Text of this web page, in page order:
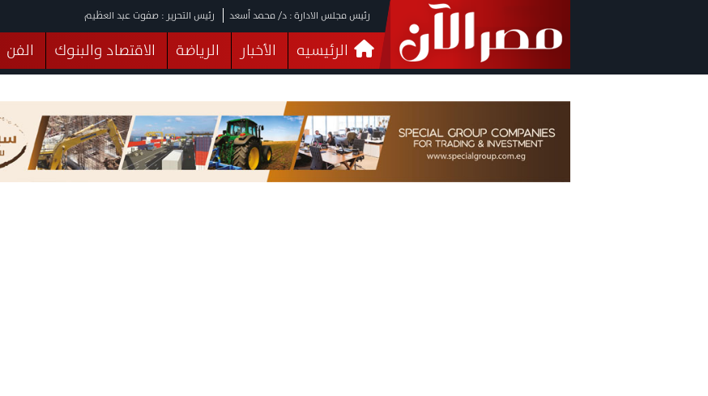
رئيس مجلس الادارة : د/ محمد أسعد رئيس التحرير : صفوت عبد العظيم
الرئيسيه الأخبار الرياضة الاقتصاد والبنوك الفن
فيديوهات
البرلمان صحة الثقافة خدمات منوعات